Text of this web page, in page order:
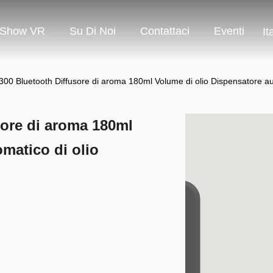
Show VR Su Di Noi Contattaci Eventi
Bluetooth Diffusore di aroma 180ml Volume di olio Dispensatore
di aroma 180ml
di olio